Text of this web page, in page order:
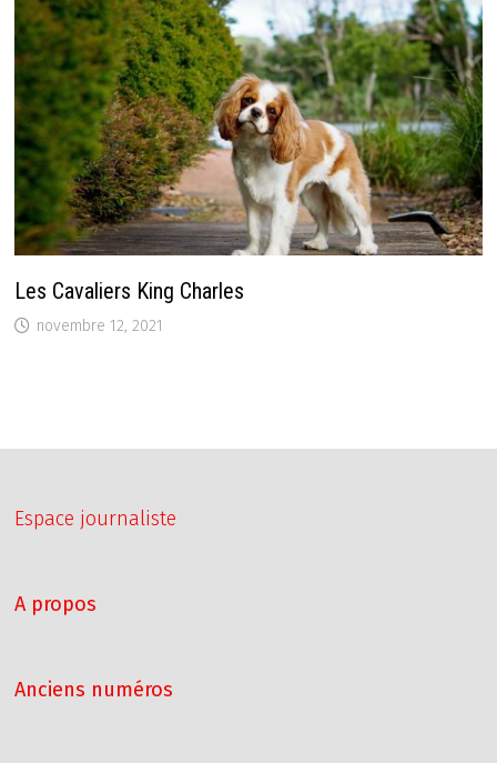
Les Cavaliers King Charles
novembre 12, 2021
Espace journaliste
A propos
Anciens numéros